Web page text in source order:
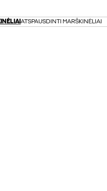
ATSPAUSDINTI MARŠKINĖLIAI